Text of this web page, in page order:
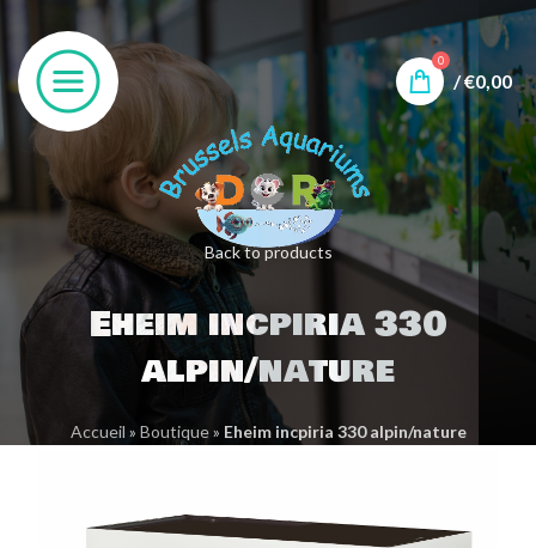
0
/€0,00
Back to products
Eheim incpiria 330
alpin/nature
Accueil » Boutique» Eheim incpiria 330 alpin/nature